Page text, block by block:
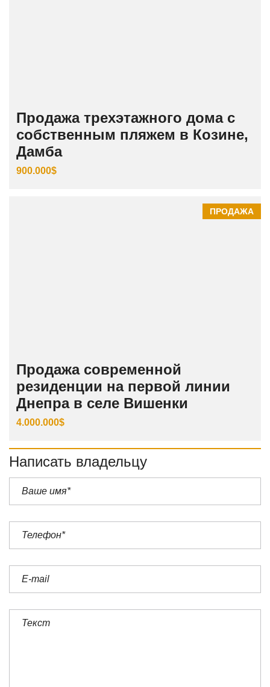
Продажа трехэтажного дома с
собственным пляжем в Козине,
Дамба
900.000$
ПРОДАЖА
Продажа современной
резиденции на первой линии
Днепра в селе Вишенки
4.000.000$
Написать владельцу